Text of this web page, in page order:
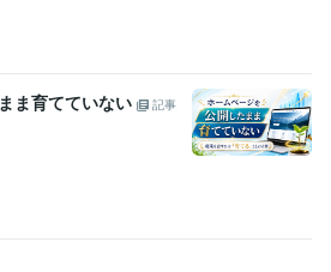
ま育てていない
記事